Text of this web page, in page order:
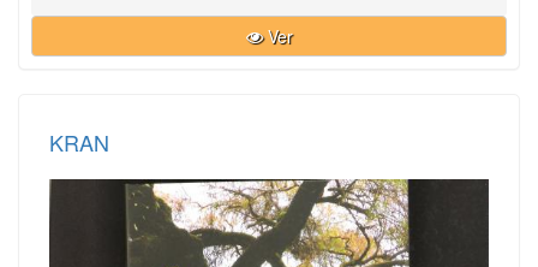
Ver
KRAN